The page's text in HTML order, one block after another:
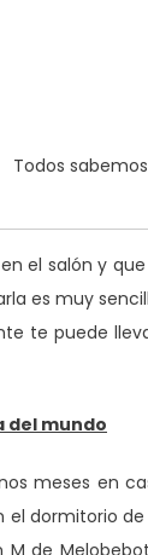
Todos
en el salón y
es muy
te puede
del mundo
meses en
dormitorio